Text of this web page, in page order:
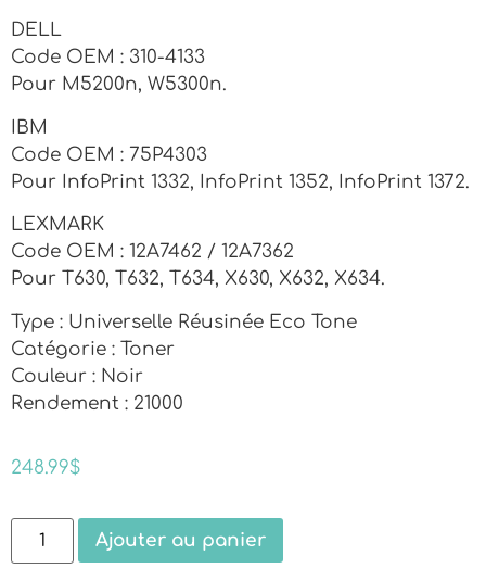
DELL
Code OEM : 310-4133
Pour M5200n, W5300n.
IBM
Code OEM : 75P4303
Pour InfoPrint 1332, InfoPrint 1352, InfoPrint 1372.
LEXMARK
Code OEM : 12A7462 / 12A7362
Pour T630, T632, T634, X630, X632, X634.
Type : Universelle Réusinée Eco Tone
Catégorie : Toner
Couleur : Noir
Rendement : 21000
248.99$
Ajouter au panier